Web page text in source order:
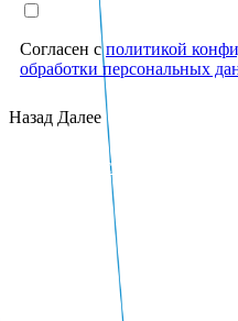
Согласен сполитикой
обработки персональных
Назад Далее
Строительство